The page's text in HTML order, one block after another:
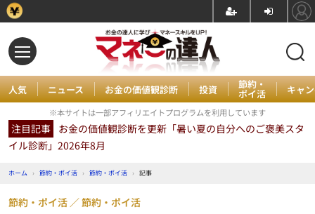
人気 ニュース お金の価値観診断 投資 節約・
ポイ活 キャ
※本サイトは一部アフィリエイトプログラムを利用しています
注目記事 お金の価値観診断を更新「暑い夏の自分へのご褒美スタ
イル診断」2026年8月
ホーム › 節約・ポイ活 › 節約・ポイ活 › 記事
節約・ポイ活 節約・ポイ活